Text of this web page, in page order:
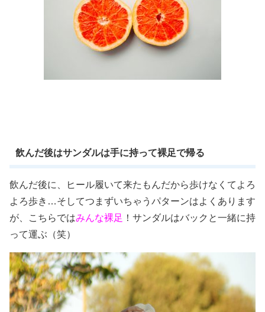
飲んだ後はサンダルは手に持って裸足で帰る
飲んだ後に、ヒール履いて来たもんだから歩けなくてよろ
よろ歩き…そしてつまずいちゃうパターンはよくあります
が、こちらではみんな裸足 ！サンダルはバックと一緒に持
って運ぶ（笑）